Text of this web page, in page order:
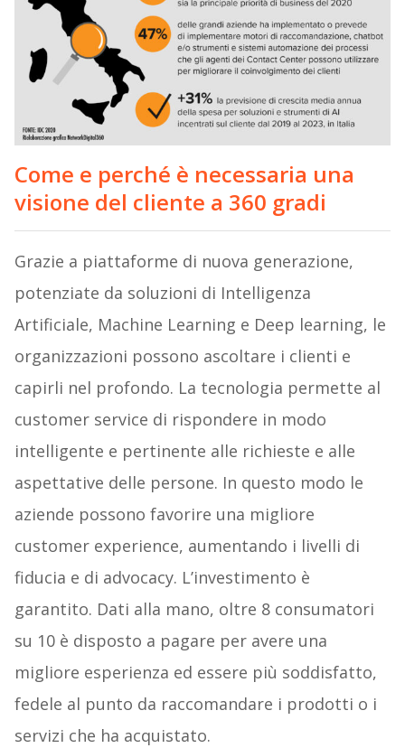
Come e perché è necessaria una
visione del cliente a 360 gradi
Grazie a piattaforme di nuova generazione,
potenziate da soluzioni di Intelligenza
Artificiale, Machine Learning e Deep learning, le
organizzazioni possono ascoltare i clienti e
capirli nel profondo. La tecnologia permette al
customer service di rispondere in modo
intelligente e pertinente alle richieste e alle
aspettative delle persone. In questo modo le
aziende possono favorire una migliore
customer experience, aumentando i livelli di
fiducia e di advocacy. L’investimento è
garantito. Dati alla mano, oltre 8 consumatori
su 10 è disposto a pagare per avere una
migliore esperienza ed essere più soddisfatto,
fedele al punto da raccomandare i prodotti o i
servizi che ha acquistato.